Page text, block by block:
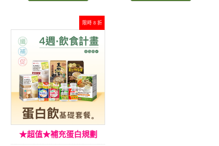
限時 8 折
★超值★補充蛋白規劃